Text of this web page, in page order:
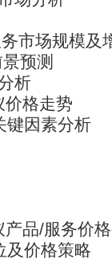
市场规模及
预测
析
格走势
键因素分析
品/服务价
及价格策略